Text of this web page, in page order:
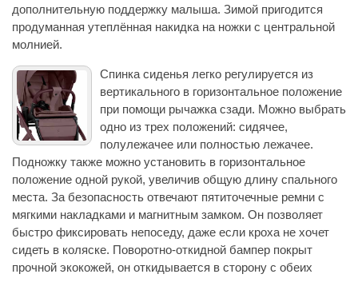
дополнительную поддержку малыша. Зимой пригодится
продуманная утеплённая накидка на ножки с центральной
молнией.
Спинка сиденья легко регулируется из
вертикального в горизонтальное положение
при помощи рычажка сзади. Можно выбрать
одно из трех положений: сидячее,
полулежачее или полностью лежачее.
Подножку также можно установить в горизонтальное
положение одной рукой, увеличив общую длину спального
места. За безопасность отвечают пятиточечные ремни с
мягкими накладками и магнитным замком. Он позволяет
быстро фиксировать непоседу, даже если кроха не хочет
сидеть в коляске. Поворотно-откидной бампер покрыт
прочной экокожей, он откидывается в сторону с обеих